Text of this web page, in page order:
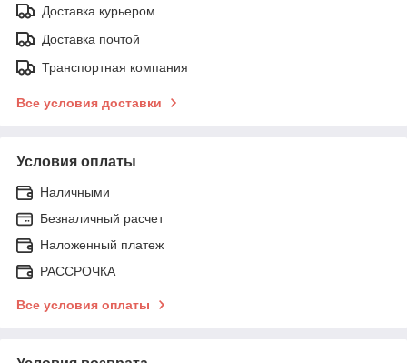
Доставка курьером
Доставка почтой
Транспортная компания
Все условия доставки
Условия оплаты
Наличными
Безналичный расчет
Наложенный платеж
РАССРОЧКА
Все условия оплаты